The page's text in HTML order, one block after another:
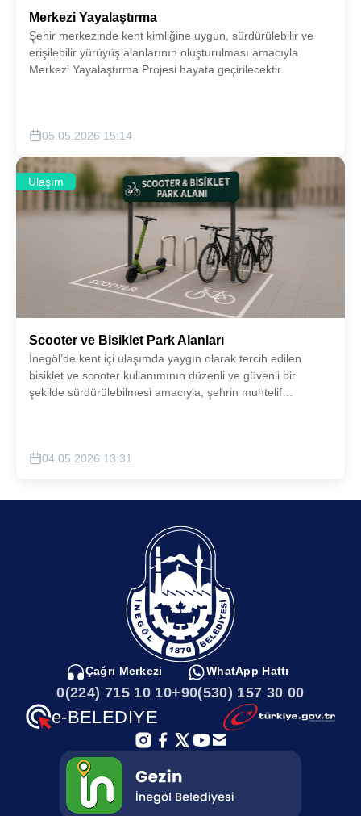
Merkezi Yayalaştırma
Şehir merkezinde kent kimliğine uygun, sürdürülebilir ve
erişilebilir yürüyüş alanlarının oluşturulması amacıyla
Merkezi Yayalaştırma Projesi hayata geçirilecektir.
05.05.2026 15:14
Ulaşım
Scooter ve Bisiklet Park Alanları
İnegöl’de kent içi ulaşımda yaygın olarak tercih edilen
bisiklet ve scooter kullanımının düzenli ve güvenli bir
şekilde sürdürülebilmesi amacıyla, şehrin muhtelif
04.05.2026 13:31
Çağrı Merkezi
0(224) 715 10 10
WhatApp Hattı
+90(530) 157 30 00
e-BELEDIYE